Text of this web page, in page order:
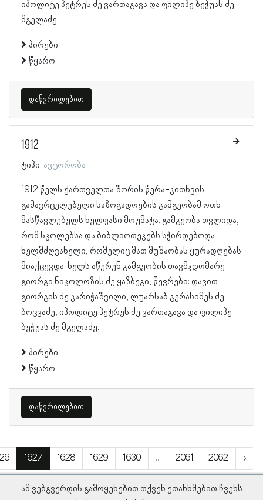
იპოლიტე პეტრეს ძე ვართაგავა და ფილიპე ბეჭუას ძე
მგელაძე.
პირები
წყარო
დაწვრილებით
1912
ტიპი: ავტორობა
1912 წელს ქართველთა შორის წერა-კითხვის
გამავრცელებელი საზოგადოების გამგეობამ ოთხ
მასწავლებელს ხელფასი მოუმატა. გამგეობა თვლიდა,
რომ სკოლებსა და ბიბლიოთეკებს სჭირდებოდა
ხელმძღვანელი, რომელიც მათ მუშაობას ყურადღებას
მიაქცევდა. ხელს აწერენ გამგეობის თავმჯდომარე
გიორგი ნიკოლოზის ძე ყაზბეგი, წევრები: დავით
გიორგის ძე კარიჭაშვილი, ლუარსაბ გერასიმეს ძე
ბოცვაძე, იპოლიტე პეტრეს ძე ვართაგავა და ფილიპე
ბეჭუას ძე მგელაძე.
პირები
წყარო
დაწვრილებით
1627 1628 1629 1630 ... 2061 2062 ›
ამ ვებგვერდის გამოყენებით თქვენ ეთანხმებით ჩვენს